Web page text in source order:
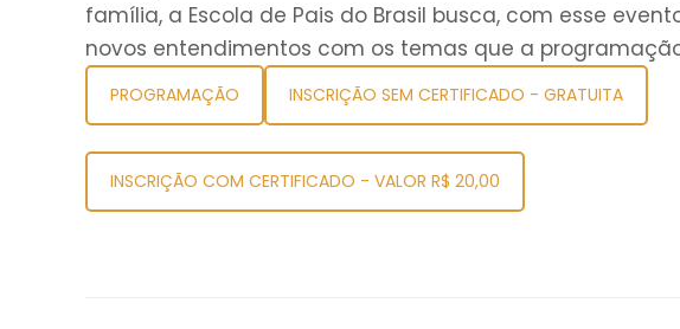
família, a Escola de Pais do Brasil busca, com esse
novos entendimentos com os temas que a
PROGRAMAÇÃO INSCRIÇÃO SEM CERTIFICADO - GRATUITA
INSCRIÇÃO COM CERTIFICADO - VALOR R$ 20,00